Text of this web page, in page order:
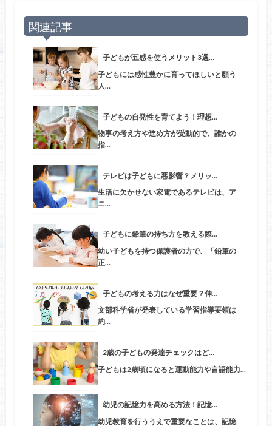
関連記事
子どもが五感を使うメリット3選…
子どもには感性豊かに育ってほしいと願う
人…
子どもの自発性を育てよう！理想…
物事の考え方や進め方が受動的で、誰かの
指…
テレビは子どもに悪影響？メリッ…
生活に欠かせない家電であるテレビは、ア
ニ…
子どもに鉛筆の持ち方を教える際…
幼い子どもを持つ保護者の方で、「鉛筆の
正…
子どもの考える力はなぜ重要？伸…
文部科学省が発表している学習指導要領は
約…
2歳の子どもの発達チェックはど…
子どもは2歳頃になると運動能力や言語能力…
幼児の記憶力を高める方法！記憶…
幼児教育を行ううえで重要なことは、記憶